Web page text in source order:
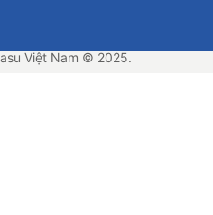
Việt Nam © 2025.